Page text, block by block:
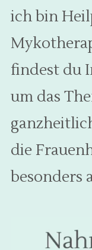
ich bin
findest du
um das
die
besonders